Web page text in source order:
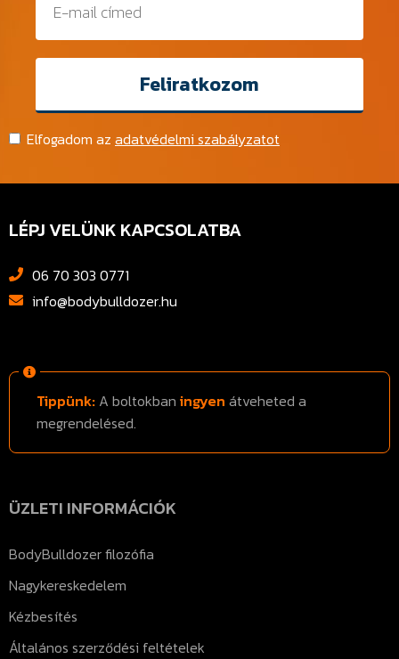
Feliratkozom
Elfogadom az adatvédelmi szabályzatot
LÉPJ VELÜNK KAPCSOLATBA
06 70 303 0771
info@bodybulldozer.hu
Tippünk: A boltokban ingyen átveheted a
megrendelésed.
ÜZLETI INFORMÁCIÓK
BodyBulldozer filozófia
Nagykereskedelem
Kézbesítés
Általános szerződési feltételek